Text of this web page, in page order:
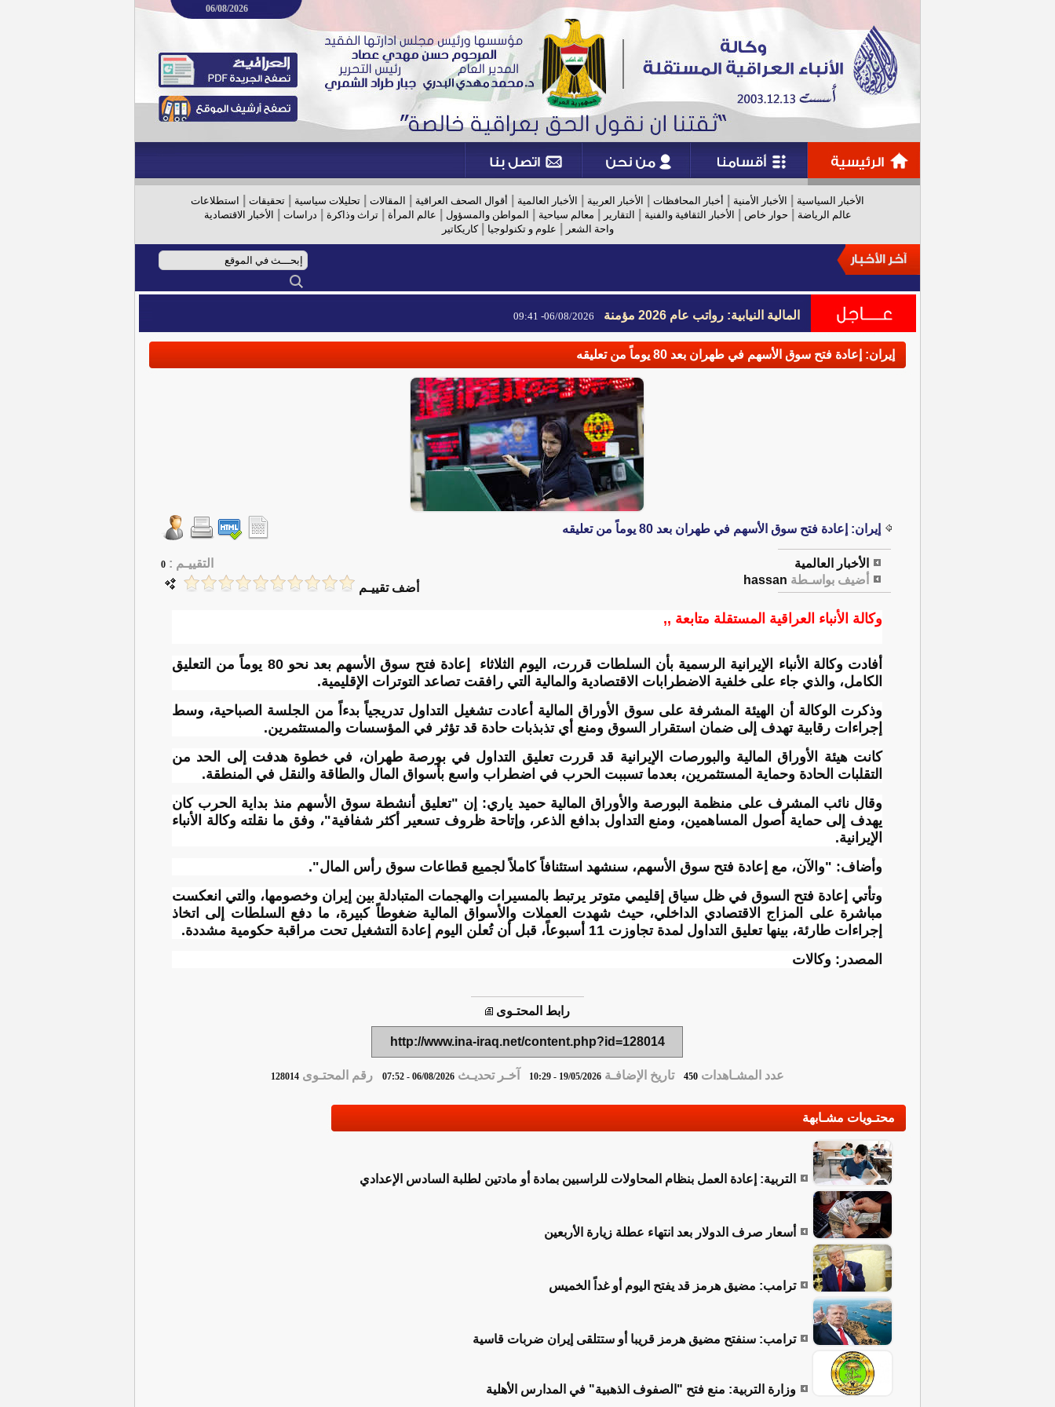
06/08/2026
الأخبار السياسية الأخبار الأمنية أخبار المحافظات الأخبار العربية الأخبار العالمية أقوال الصحف العراقية المقالات تحليلات سياسية تحقيقات
استطلاعات
عالم الرياضة
حوار خاص الأخبار الثقافية والفنية التقارير معالم سياحية المواطن والمسؤول عالم المرأة |تراث وذاكرة دراسات
الأخبار الاقتصادية
واحة الشعر
علوم و تكنولوجيا |كاريكاتير
المالية النيابية: رواتب عام 2026 مؤمنة 06/08/2026- 09:41
المالية النيابية: رواتب عام 2026 مؤمنة 06/08/2026- 09:41
إيران: إعادة فتح سوق الأسهم في طهران بعد 80 يوماً من تعليقه
إيران: إعادة فتح سوق الأسهم في طهران بعد 80 يوماً من تعليقه
الأخبار العالمية التقييـم : 0
أضيف بواسـطة hassan
أضف تقييـم
وكالة الأنباء العراقية المستقلة متابعة ,,
أفادت وكالة الأنباء الإيرانية الرسمية بأن السلطات قررت، اليوم الثلاثاء إعادة فتح سوق الأسهم بعد نحو 80 يوماً من التعليق
الكامل، والذي جاء على خلفية الاضطرابات الاقتصادية والمالية التي رافقت تصاعد التوترات الإقليمية.
وذكرت الوكالة أن الهيئة المشرفة على سوق الأوراق المالية أعادت تشغيل التداول تدريجياً بدءاً من الجلسة الصباحية، وسط
إجراءات رقابية تهدف إلى ضمان استقرار السوق ومنع أي تذبذبات حادة قد تؤثر في المؤسسات والمستثمرين.
كانت هيئة الأوراق المالية والبورصات الإيرانية قد قررت تعليق التداول في بورصة طهران، في خطوة هدفت إلى الحد من
التقلبات الحادة وحماية المستثمرين، بعدما تسببت الحرب في اضطراب واسع بأسواق المال والطاقة والنقل في المنطقة.
وقال نائب المشرف على منظمة البورصة والأوراق المالية حميد ياري: إن "تعليق أنشطة سوق الأسهم منذ بداية الحرب كان
يهدف إلى حماية أصول المساهمين، ومنع التداول بدافع الذعر، وإتاحة ظروف تسعير أكثر شفافية"، وفق ما نقلته وكالة الأنباء
الإيرانية.
وأضاف: "والآن، مع إعادة فتح سوق الأسهم، سنشهد استئنافاً كاملاً لجميع قطاعات سوق رأس المال".
وتأتي إعادة فتح السوق في ظل سياق إقليمي متوتر يرتبط بالمسيرات والهجمات المتبادلة بين إيران وخصومها، والتي انعكست
مباشرة على المزاج الاقتصادي الداخلي، حيث شهدت العملات والأسواق المالية ضغوطاً كبيرة، ما دفع السلطات إلى اتخاذ
إجراءات طارئة، بينها تعليق التداول لمدة تجاوزت 11 أسبوعاً، قبل أن تُعلن اليوم إعادة التشغيل تحت مراقبة حكومية مشددة.
المصدر: وكالات
رابط المحتـوى
http://www.ina-iraq.net/content.php?id=128014
عدد المشـاهدات450 تاريخ الإضافـة19/05/2026 - 10:29 آخـر تحديـث06/08/2026 - 07:52 رقم المحتـوى128014
محتـويات مشـابهة
التربية: إعادة العمل بنظام المحاولات للراسبين بمادة أو مادتين لطلبة السادس الإعدادي
أسعار صرف الدولار بعد انتهاء عطلة زيارة الأربعين
ترامب: مضيق هرمز قد يفتح اليوم أو غداً الخميس
ترامب: سنفتح مضيق هرمز قريبا أو ستتلقى إيران ضربات قاسية
وزارة التربية: منع فتح "الصفوف الذهبية" في المدارس الأهلية